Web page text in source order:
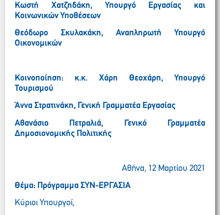
Κωστή Χατζηδάκη, Υπουργό Εργασίας και
Κοινωνικών Υποθέσεων
Θεόδωρο Σκυλακάκη, Αναπληρωτή Υπουργό
Οικονομικών
Κοινοποίηση: κ.κ. Χάρη Θεοχάρη, Υπουργό
Τουρισμού
Άννα Στρατινάκη, Γενική Γραμματέα Εργασίας
Αθανάσιο Πετραλιά, Γενικό Γραμματέα
Δημοσιονομικής Πολιτικής
Αθήνα, 12 Μαρτίου 2021
Θέμα: Πρόγραμμα ΣΥΝ-ΕΡΓΑΣΙΑ
Κύριοι Υπουργοί,